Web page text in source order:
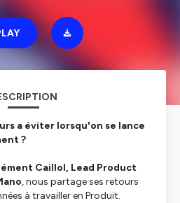
a éviter lorsqu'on se lance
?
Caillol, Lead Product
, nous partage ses retours
à travailler en Produit.